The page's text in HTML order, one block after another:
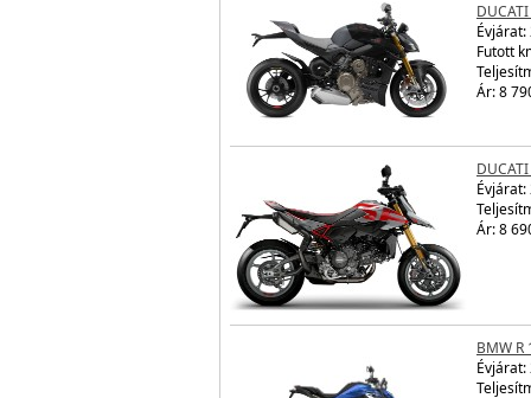
DUCATI
Évjárat:
Futott
Ár: 8
Évjárat:
Ár: 8
BMW R
Évjárat: